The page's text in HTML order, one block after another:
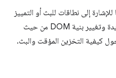
إلى نطاقات للبث أو التمييز
بدون الحاجة إلى عناصر DOM جديدة وتغيير بنية DOM من حيث